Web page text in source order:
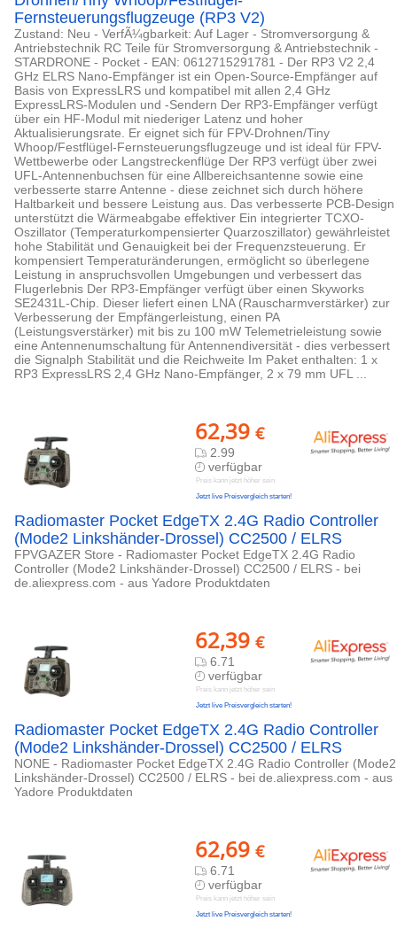
Fernsteuerungsflugzeuge (RP3 V2)
Zustand: Neu - VerfÃ¼gbarkeit: Auf Lager - Stromversorgung &
Antriebstechnik RC Teile für Stromversorgung & Antriebstechnik -
STARDRONE - Pocket - EAN: 0612715291781 - Der RP3 V2 2,4
GHz ELRS Nano-Empfänger ist ein Open-Source-Empfänger auf
Basis von ExpressLRS und kompatibel mit allen 2,4 GHz
ExpressLRS-Modulen und -Sendern Der RP3-Empfänger verfügt
über ein HF-Modul mit niederiger Latenz und hoher
Aktualisierungsrate. Er eignet sich für FPV-Drohnen/Tiny
Whoop/Festflügel-Fernsteuerungsflugzeuge und ist ideal für FPV-
Wettbewerbe oder Langstreckenflüge Der RP3 verfügt über zwei
UFL-Antennenbuchsen für eine Allbereichsantenne sowie eine
verbesserte starre Antenne - diese zeichnet sich durch höhere
Haltbarkeit und bessere Leistung aus. Das verbesserte PCB-Design
unterstützt die Wärmeabgabe effektiver Ein integrierter TCXO-
Oszillator (Temperaturkompensierter Quarzoszillator) gewährleistet
hohe Stabilität und Genauigkeit bei der Frequenzsteuerung. Er
kompensiert Temperaturänderungen, ermöglicht so überlegene
Leistung in anspruchsvollen Umgebungen und verbessert das
Flugerlebnis Der RP3-Empfänger verfügt über einen Skyworks
SE2431L-Chip. Dieser liefert einen LNA (Rauscharmverstärker) zur
Verbesserung der Empfängerleistung, einen PA
(Leistungsverstärker) mit bis zu 100 mW Telemetrieleistung sowie
eine Antennenumschaltung für Antennendiversität - dies verbessert
die Signalph Stabilität und die Reichweite Im Paket enthalten: 1 x
RP3 ExpressLRS 2,4 GHz Nano-Empfänger, 2 x 79 mm UFL ...
62,39 €
2.99
verfügbar
Preis kann jetzt höher sein
Jetzt live Preisvergleich starten!
Radiomaster Pocket EdgeTX 2.4G Radio Controller
(Mode2 Linkshänder-Drossel) CC2500 / ELRS
FPVGAZER Store - Radiomaster Pocket EdgeTX 2.4G Radio
Controller (Mode2 Linkshänder-Drossel) CC2500 / ELRS - bei
de.aliexpress.com - aus Yadore Produktdaten
62,39 €
6.71
verfügbar
Preis kann jetzt höher sein
Jetzt live Preisvergleich starten!
Radiomaster Pocket EdgeTX 2.4G Radio Controller
(Mode2 Linkshänder-Drossel) CC2500 / ELRS
NONE - Radiomaster Pocket EdgeTX 2.4G Radio Controller (Mode2
Linkshänder-Drossel) CC2500 / ELRS - bei de.aliexpress.com - aus
Yadore Produktdaten
62,69 €
6.71
verfügbar
Preis kann jetzt höher sein
Jetzt live Preisvergleich starten!